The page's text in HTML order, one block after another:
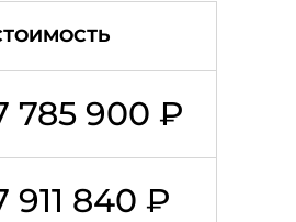
785 900 ₽
911 840 ₽